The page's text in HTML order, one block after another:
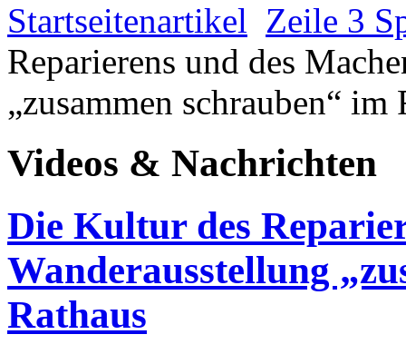
Startseitenartikel Zeile 3
Reparierens und des
„zusammen schrauben“ im
Videos & Nachrichten
Die Kultur des
Wanderausstellung
Rathaus